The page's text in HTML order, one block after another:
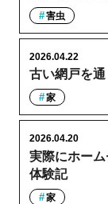
害虫
古い網戸を
2026.04.22
家
実際にホー
体験記
2026.04.20
家